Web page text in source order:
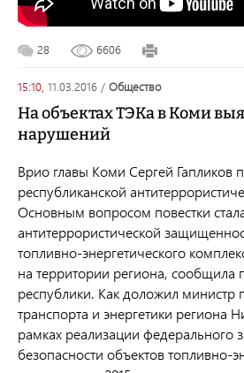
28 6606
15:10, 11.03.2016 / общество
На объектах ТЭКа в Коми
нарушений
Врио главы Коми Сергей Гапликов
республиканской
Основным вопросом повестки
антитеррористической
топливно-энергетического
на территории региона, сообщила
республики. Как доложил
транспорта и энергетики региона
рамках реализации федерального
безопасности объектов топливно-